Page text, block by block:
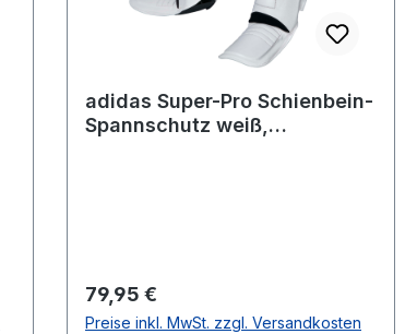
adidas Super-Pro Schienbein-
Spannschutz weiß,
Regulärer Preis:
79,95 €
Preise inkl. MwSt. zzgl. Versandkosten